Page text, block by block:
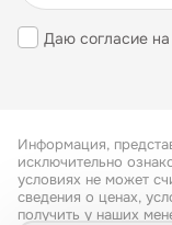
Даю согласие
Информация,
исключительно
условиях не может
сведения о ценах,
получить у наших